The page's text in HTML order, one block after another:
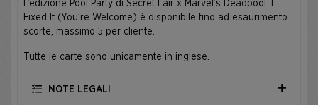
L’edizione Pool Party di Secret Lair x Marvel’s Deadpool: I
Fixed It (You’re Welcome) è disponibile fino ad esaurimento
scorte, massimo 5 per cliente.
Tutte le carte sono unicamente in inglese.
NOTE LEGALI